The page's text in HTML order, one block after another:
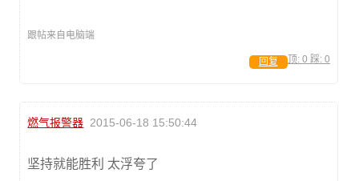
跟帖来自电脑端
顶: 0 踩: 0
回复
燃气报警器 2015-06-18 15:50:44
坚持就能胜利 太浮夸了